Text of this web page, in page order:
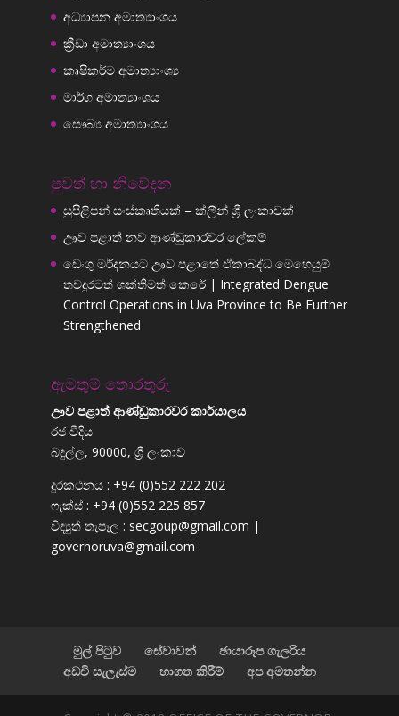
අධ්‍යාපන අමාත්‍යාංශය
ක්‍රීඩා අමාත්‍යාංශය
කෘෂිකර්ම අමාත්‍යාංශ්‍ය
මාර්ග අමාත්‍යාංශය
සෞඛ්‍ය අමාත්‍යාංශය
පුවත් හා නිවේදන
සුපිළිපන් සංස්කෘතියක් – ක්ලීන් ශ්‍රී ලංකාවක්
ඌව පළාත් නව ආණ්ඩුකාරවර ලේකම්
ඩෙංගු මර්දනයට ඌව පළාතේ ඒකාබද්ධ මෙහෙයුම්
තවදුරටත් ශක්තිමත් කෙරේ | Integrated Dengue
Control Operations in Uva Province to Be Further
Strengthened
ඇමතුම් තොරතුරු
ඌව පළාත් ආණ්ඩුකාරවර කාර්යාලය
රජ වීදිය
බදුල්ල, 90000, ශ්‍රී ලංකාව
දුරකථනය : +94 (0)552 222 202
ෆැක්ස් : +94 (0)552 225 857
විද්‍යුත් තැපෑල : secgoup@gmail.com |
governoruva@gmail.com
මුල් පිටුව සේවාවන්
ඡායාරූප ගැලරිය
අඩවි සැලැස්ම
භාගත කිරීම් අප අමතන්න